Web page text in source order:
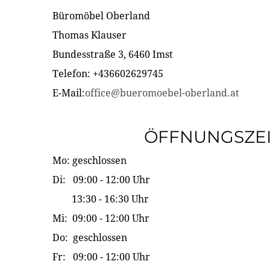
Büromöbel Oberland
Thomas Klauser
Bundesstraße 3, 6460 Imst
Telefon: +436602629745
E-Mail:office@bueromoebel-oberland.at
Mo: geschlossen
Di: 09:00 - 12:00 Uhr
13:30 - 16:30 Uhr
Mi: 09:00 - 12:00 Uhr
Do: geschlossen
Fr: 09:00 - 12:00 Uhr